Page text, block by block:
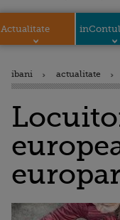
Actualitate
ibani actualitate